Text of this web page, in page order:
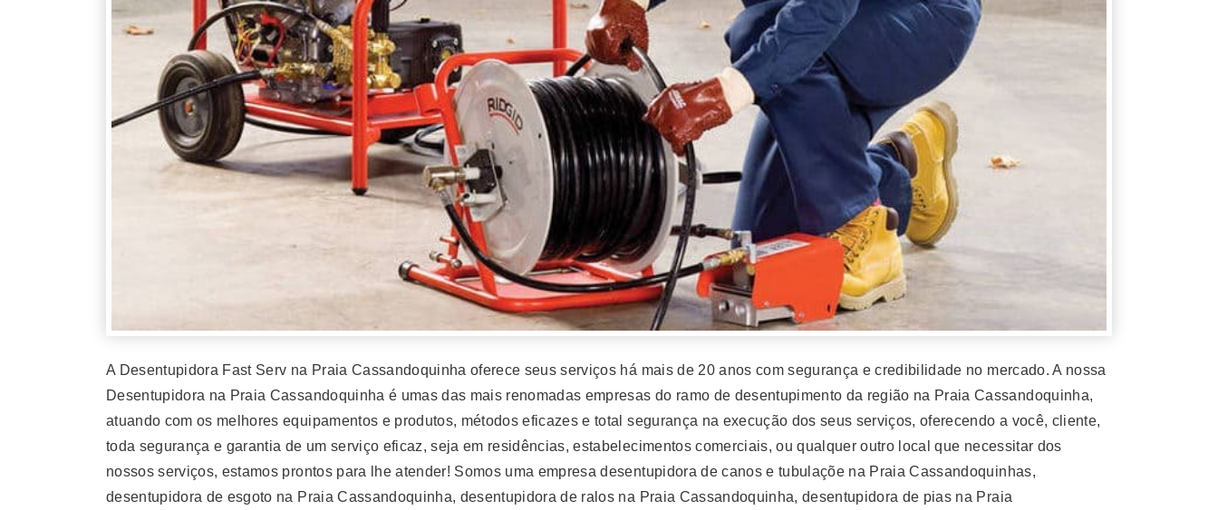
A Desentupidora Fast Serv na Praia Cassandoquinha oferece seus serviços há mais de 20 anos com segurança e credibilidade no mercado. A nossa
Desentupidora na Praia Cassandoquinha é umas das mais renomadas empresas do ramo de desentupimento da região na Praia Cassandoquinha,
atuando com os melhores equipamentos e produtos, métodos eficazes e total segurança na execução dos seus serviços, oferecendo a você, cliente,
toda segurança e garantia de um serviço eficaz, seja em residências, estabelecimentos comerciais, ou qualquer outro local que necessitar dos
nossos serviços, estamos prontos para lhe atender! Somos uma empresa desentupidora de canos e tubulaçõe na Praia Cassandoquinhas,
desentupidora de esgoto na Praia Cassandoquinha, desentupidora de ralos na Praia Cassandoquinha, desentupidora de pias na Praia